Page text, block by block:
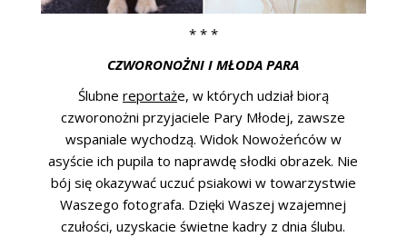
* * *
CZWORONOŻNI I MŁODA PARA
Ślubne reportaże, w których udział biorą
czworonożni przyjaciele Pary Młodej, zawsze
wspaniale wychodzą. Widok Nowożeńców w
asyście ich pupila to naprawdę słodki obrazek. Nie
bój się okazywać uczuć psiakowi w towarzystwie
Waszego fotografa. Dzięki Waszej wzajemnej
czułości, uzyskacie świetne kadry z dnia ślubu.